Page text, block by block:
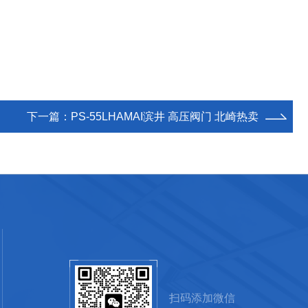
下一篇： PS-55LHAMAI滨井 高压阀门 北崎热卖
扫码添加微信